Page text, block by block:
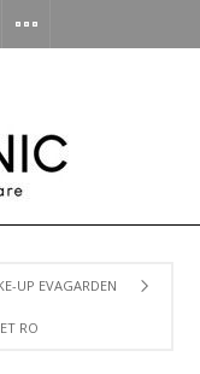
UP EVAGARDEN
ROSE